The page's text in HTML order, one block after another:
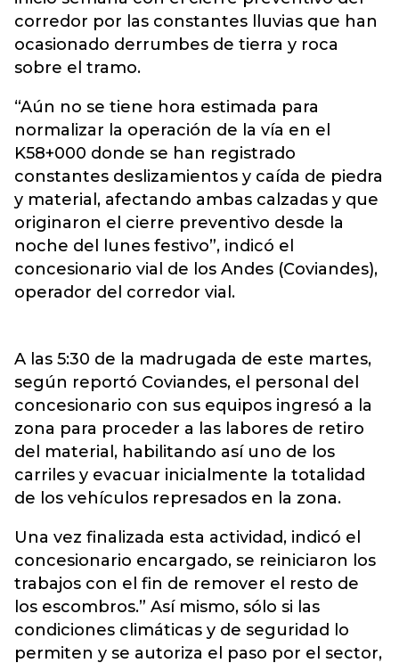
corredor por las constantes lluvias que han
ocasionado derrumbes de tierra y roca
sobre el tramo.
“Aún no se tiene hora estimada para
normalizar la operación de la vía en el
K58+000 donde se han registrado
constantes deslizamientos y caída de piedra
y material, afectando ambas calzadas y que
originaron el cierre preventivo desde la
noche del lunes festivo”, indicó el
concesionario vial de los Andes (Coviandes),
operador del corredor vial.
A las 5:30 de la madrugada de este martes,
según reportó Coviandes, el personal del
concesionario con sus equipos ingresó a la
zona para proceder a las labores de retiro
del material, habilitando así uno de los
carriles y evacuar inicialmente la totalidad
de los vehículos represados en la zona.
Una vez finalizada esta actividad, indicó el
concesionario encargado, se reiniciaron los
trabajos con el fin de remover el resto de
los escombros.” Así mismo, sólo si las
condiciones climáticas y de seguridad lo
permiten y se autoriza el paso por el sector,